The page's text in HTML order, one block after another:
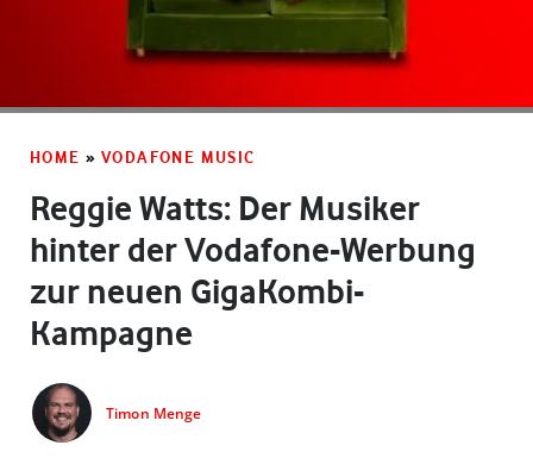
HOME » VODAFONE MUSIC
Reggie Watts: Der Musiker
hinter der Vodafone-Werbung
zur neuen GigaKombi-
Kampagne
Timon Menge